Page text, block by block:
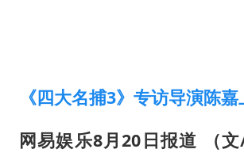
《四大名捕3》专访导演陈嘉
网易娱乐8月20日报道 （